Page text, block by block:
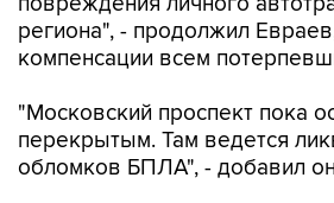
региона", - продолжил
компенсации всем
"Московский проспект пока
перекрытым. Там ведется
обломков БПЛА", - добавил